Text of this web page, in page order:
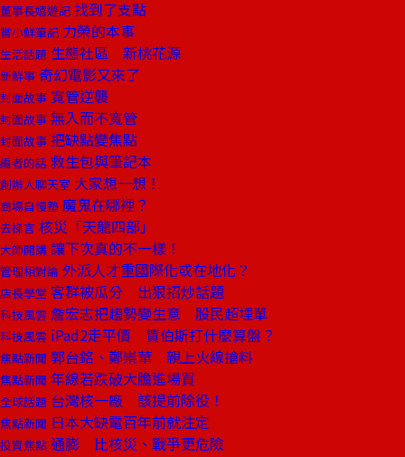
董事長嬉遊記 找到了支點
嘗小鮮筆記 力榮的本事
生活話題 生態社區 新桃花源
新鮮事 奇幻電影又來了
封面故事 寬管逆襲
封面故事 無入而不寬管
封面故事 把缺點變焦點
編者的話 救生包與筆記本
創辦人聊天室 大家想一想！
商場自慢塾 魔鬼在哪裡？
去梯言 核災「天龍四部」
大師開講 讓下次真的不一樣！
管理相對論 外派人才重國際化或在地化？
店長學堂 客群被瓜分 出狠招炒話題
科技風雲 詹宏志把趨勢變生意 股民超埋單
科技風雲 iPad2走平價 賈伯斯打什麼算盤？
焦點新聞 郭台銘、鄭崇華 親上火線搶料
焦點新聞 年線若跌破大膽進場買
全球話題 台灣核一廠 該提前除役！
焦點新聞 日本大缺電百年前就注定
投資焦點 通膨 比核災、戰爭更危險